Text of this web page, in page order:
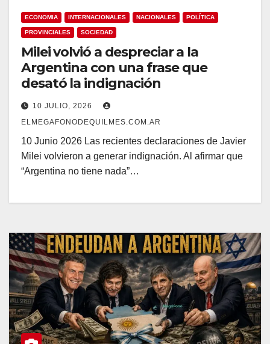
ECONOMIA INTERNACIONALES NACIONALES POLÍTICA
PROVINCIALES SOCIEDAD
Milei volvió a despreciar a la
Argentina con una frase que
desató la indignación
10 JULIO, 2026
ELMEGAFONODEQUILMES.COM.AR
10 Junio 2026 Las recientes declaraciones de Javier
Milei volvieron a generar indignación. Al afirmar que
“Argentina no tiene nada”…